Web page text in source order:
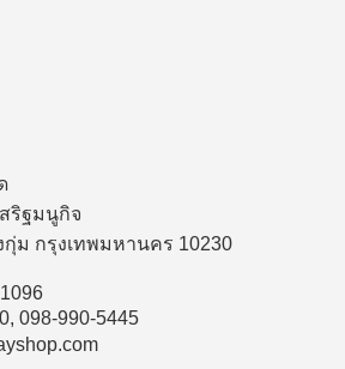
ริฐมนูกิจ
ม กรุงเทพมหานคร 10230
098-990-5445